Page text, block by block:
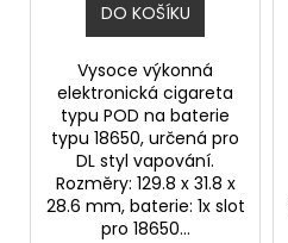
DO KOŠÍKU
Vysoce výkonná
elektronická cigareta
typu POD na baterie
typu 18650, určená pro
DL styl vapování.
Rozměry: 129.8 x 31.8 x
28.6 mm, baterie: 1x slot
pro 18650...